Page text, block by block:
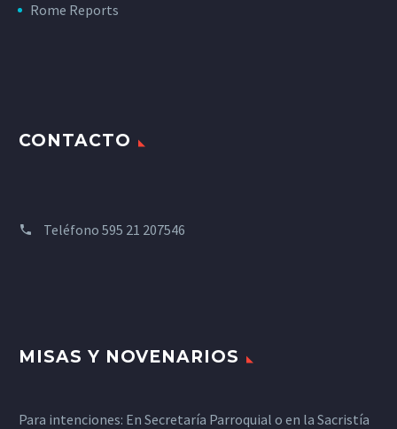
Rome Reports
CONTACTO
Teléfono 595 21 207546
MISAS Y NOVENARIOS
Para intenciones: En Secretaría Parroquial o en la Sacristía